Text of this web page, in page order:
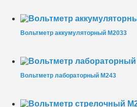
Вольтметр аккумуляторный М2033
Вольтметр лабораторный М243